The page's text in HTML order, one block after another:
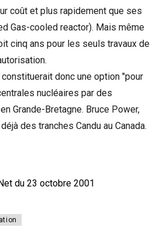
coût et plus rapidement que ses
Gas-cooled reactor). Mais même
cinq ans pour les seuls travaux de
constituerait donc une option "pour
nucléaires par des
Grande-Bretagne. Bruce Power,
des tranches Candu au Canada.
du 23 octobre 2001